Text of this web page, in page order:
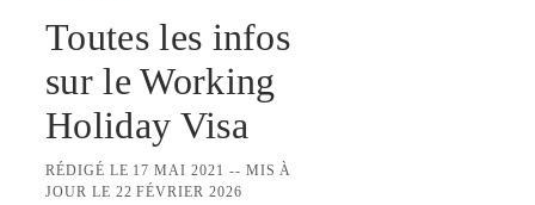
Toutes les infos
sur le Working
Holiday Visa
RÉDIGÉ LE 17 MAI 2021 -- MIS À
JOUR LE 22 FÉVRIER 2026